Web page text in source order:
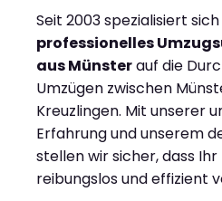
Seit 2003 spezialisiert
professionelles
aus Münsterauf die
Umzügen zwischen
Kreuzlingen. Mit unserer
Erfahrung und unserem
stellen wir sicher, dass Ihr
reibungslos und effizient